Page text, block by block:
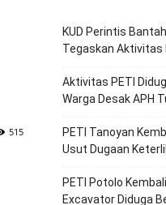
515
KUD Perintis
Tegaskan Aktivitas
Aktivitas PETI
Warga Desak APH
PETI Tanoyan
Usut Dugaan
PETI Potolo
Excavator Diduga